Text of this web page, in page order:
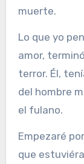
muerte.
Lo que yo
amor,
terror. Él,
del hombre
el fulano.
Empezaré
que